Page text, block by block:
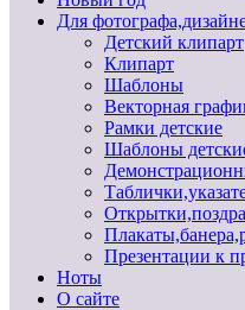
Для
Детский клипарт
Клипарт
Шаблоны
Векторная
Рамки детские
Шаблоны
Презентации к
Ноты
О сайте